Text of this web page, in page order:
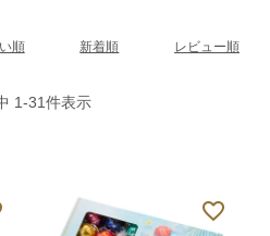
順 新着順 レビュー順
1-31件表示